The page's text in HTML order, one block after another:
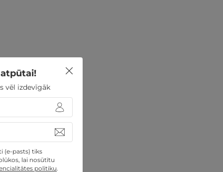
vēl izdevīgāk
(e-pasts) tiks
lai nosūtītu
politiku.